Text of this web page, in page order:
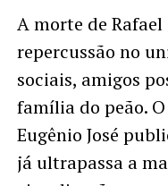
A morte de
repercussão no
sociais, amigos
família do peão.
Eugênio José
já ultrapassa a